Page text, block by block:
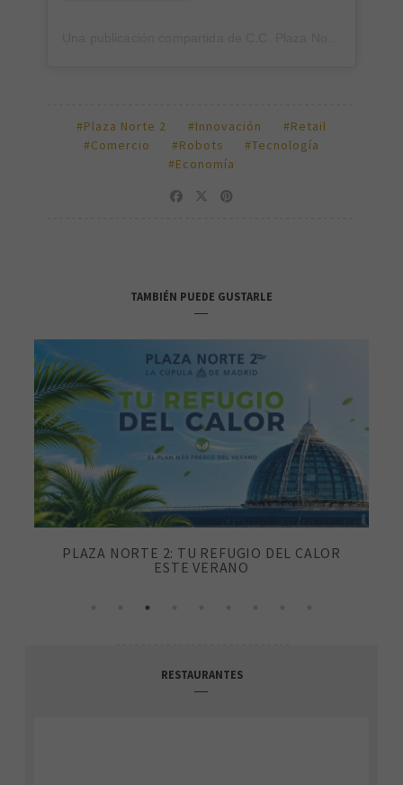
#Plaza Norte 2 #Innovación
#Retail
#Comercio
#Robots
#Tecnología
#Economía
TAMBIÉN PUEDE GUSTARLE
PLAZA NORTE 2: TU REFUGIO DEL CALOR
ESTE VERANO
RESTAURANTES